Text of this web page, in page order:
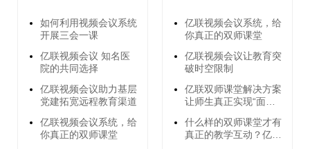
如何利用视频会议系统
开展三会一课
亿联视频会议 知名医
院的共同选择
亿联视频会议助力基层
党建拓宽远程教育渠道
亿联视频会议系统，给
你真正的双师课堂
亿联视频会议系统，给
你真正的双师课堂
亿联视频会议让教育突
破时空限制
亿联双师课堂解决方案
让师生真正实现“面对
什么样的双师课堂才有
真正的教学互动？亿联